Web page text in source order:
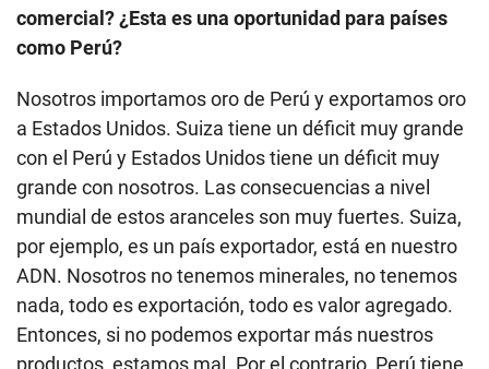
comercial? ¿Esta es una oportunidad para países
como Perú?
Nosotros importamos oro de Perú y exportamos oro
a Estados Unidos. Suiza tiene un déficit muy grande
con el Perú y Estados Unidos tiene un déficit muy
grande con nosotros. Las consecuencias a nivel
mundial de estos aranceles son muy fuertes. Suiza,
por ejemplo, es un país exportador, está en nuestro
ADN. Nosotros no tenemos minerales, no tenemos
nada, todo es exportación, todo es valor agregado.
Entonces, si no podemos exportar más nuestros
productos, estamos mal. Por el contrario, Perú tiene